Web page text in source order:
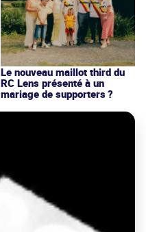
Le nouveau maillot third du
RC Lens présenté à un
mariage de supporters ?